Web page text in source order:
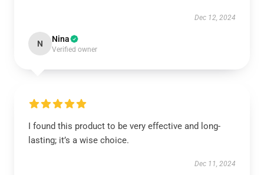
Dec 12, 2024
N Nina
Verified owner
I found this product to be very effective and long-
lasting; it’s a wise choice.
Dec 11, 2024